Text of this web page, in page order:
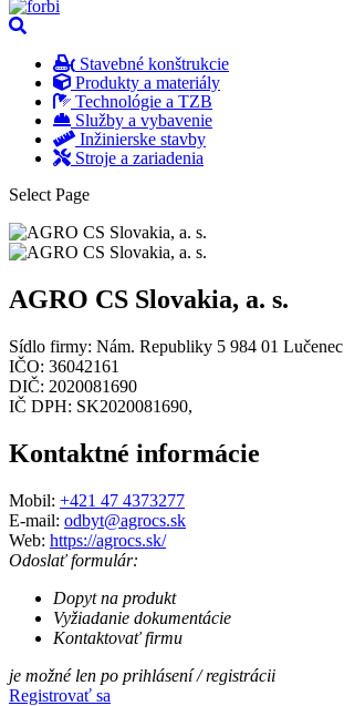
Stavebné konštrukcie
Produkty a materiály
Technológie a TZB
Služby a vybavenie
Inžinierske stavby
Stroje a zariadenia
Select Page
AGRO CS Slovakia, a. s.
Sídlo firmy: Nám. Republiky 5 984 01 Lučenec
IČO: 36042161
DIČ: 2020081690
IČ DPH: SK2020081690,
Kontaktné informácie
Mobil: +421 47 4373277
E-mail: odbyt@agrocs.sk
Web: https://agrocs.sk/
Odoslať formulár:
Dopyt na produkt
Vyžiadanie dokumentácie
Kontaktovať firmu
je možné len po prihlásení / registrácii
Registrovať sa